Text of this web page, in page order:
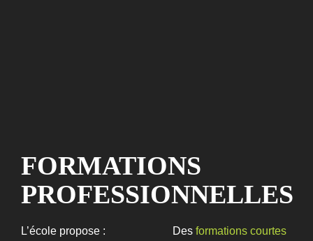
FORMATIONS
PROFESSIONNELLES
L’école propose : Desformations courtes